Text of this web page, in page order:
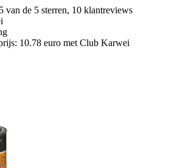
van de 5 sterren, 10 klantreviews
10.78 euro met Club Karwei